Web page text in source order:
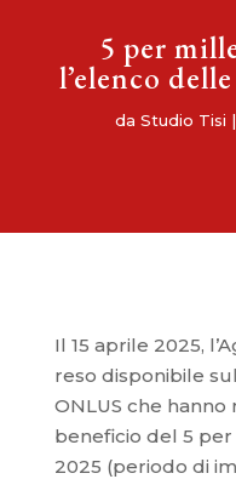
5 per
l’elenco
daStudio Tisi
Il 15 aprile 2025,
reso disponibile
ONLUS che
beneficio del 5 per
2025 (periodo di